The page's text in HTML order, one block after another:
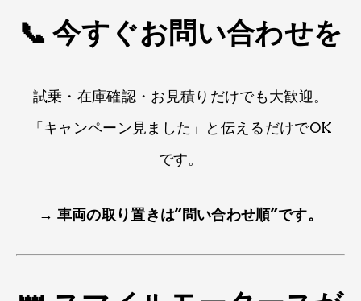
📞 今すぐお問い合わせを​
試乗・在庫確認・お見積りだけでも​大歓迎。​
「キャンペーン見ました」と伝えるだけで​OK
です。​
→ 車両の取り置きは​“問い合わせ順”です。​